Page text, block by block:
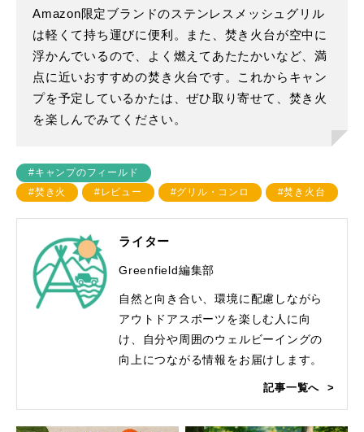
Amazon限定ブランドのステンレスメッシュグリル
は軽くて持ち運びに便利。また、焚き火台が空中に
浮かんでいるので、よく燃えてあたたかいなど、満
点に近いおすすめの焚き火台です。これからキャン
プを予定しているかたは、ぜひ取り寄せて、焚き火
を楽しんでみてください。
#キャンプのフィールド
#焚き火
#レビュー #グリル・コンロ #焚き火台
ライター
Greenfield編集部
自然と向き合い、環境に配慮しながら
アウトドアスポーツを楽しむ人に向
け、自分や周囲のウェルビーイングの
向上につながる情報をお届けします。
記事一覧へ